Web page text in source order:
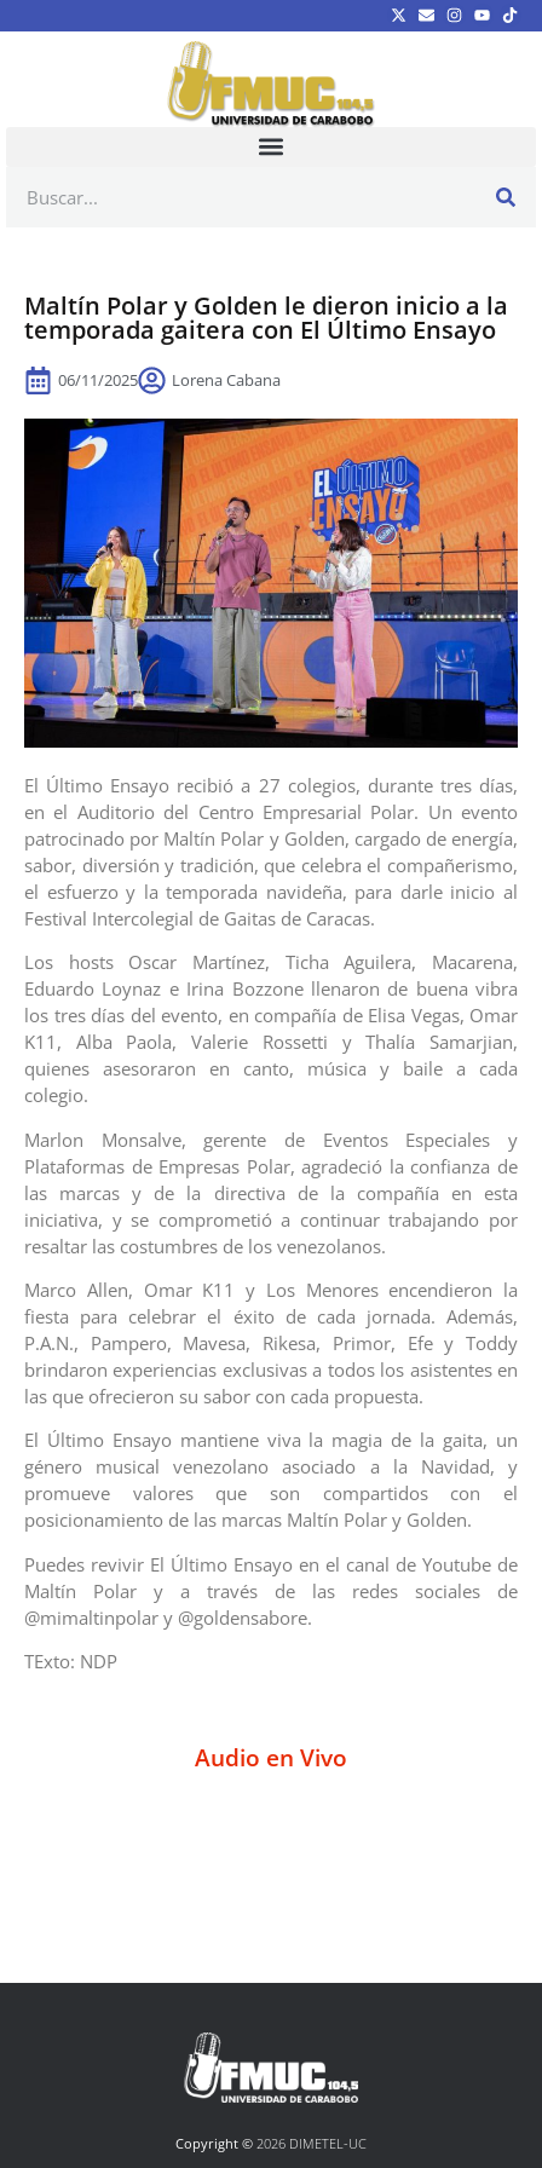
Maltín Polar y Golden le dieron inicio a la
temporada gaitera con El Último Ensayo
06/11/2025 Lorena Cabana
El Último Ensayo recibió a 27 colegios, durante tres días,
en el Auditorio del Centro Empresarial Polar. Un evento
patrocinado por Maltín Polar y Golden, cargado de energía,
sabor, diversión y tradición, que celebra el compañerismo,
el esfuerzo y la temporada navideña, para darle inicio al
Festival Intercolegial de Gaitas de Caracas.
Los hosts Oscar Martínez, Ticha Aguilera, Macarena,
Eduardo Loynaz e Irina Bozzone llenaron de buena vibra
los tres días del evento, en compañía de Elisa Vegas, Omar
K11, Alba Paola, Valerie Rossetti y Thalía Samarjian,
quienes asesoraron en canto, música y baile a cada
colegio.
Marlon Monsalve, gerente de Eventos Especiales y
Plataformas de Empresas Polar, agradeció la confianza de
las marcas y de la directiva de la compañía en esta
iniciativa, y se comprometió a continuar trabajando por
resaltar las costumbres de los venezolanos.
Marco Allen, Omar K11 y Los Menores encendieron la
fiesta para celebrar el éxito de cada jornada. Además,
P.A.N., Pampero, Mavesa, Rikesa, Primor, Efe y Toddy
brindaron experiencias exclusivas a todos los asistentes en
las que ofrecieron su sabor con cada propuesta.
El Último Ensayo mantiene viva la magia de la gaita, un
género musical venezolano asociado a la Navidad, y
promueve valores que son compartidos con el
posicionamiento de las marcas Maltín Polar y Golden.
Puedes revivir El Último Ensayo en el canal de Youtube de
Maltín Polar y a través de las redes sociales de
@mimaltinpolar y @goldensabore.
TExto: NDP
Audio en Vivo
Copyright © 2026 DIMETEL-UC